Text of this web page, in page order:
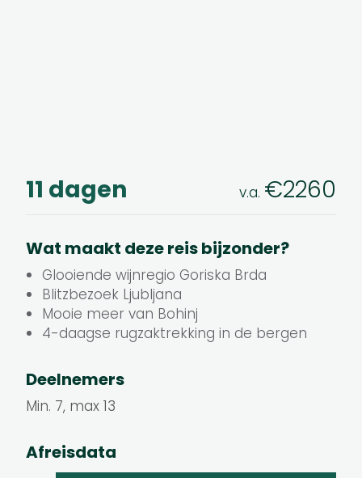
11 dagen v.a. €2260
Wat maakt deze reis bijzonder?
Glooiende wijnregio Goriska Brda
Blitzbezoek Ljubljana
Mooie meer van Bohinj
4-daagse rugzaktrekking in de bergen
Deelnemers
Min. 7, max 13
Afreisdata